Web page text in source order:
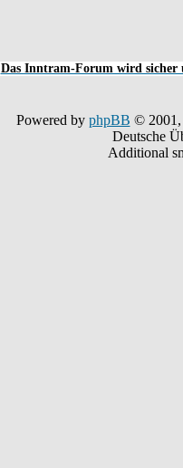
Das Inntram-Forum wird sicher
Powered by phpBB © 2001,
Deutsche
Additional